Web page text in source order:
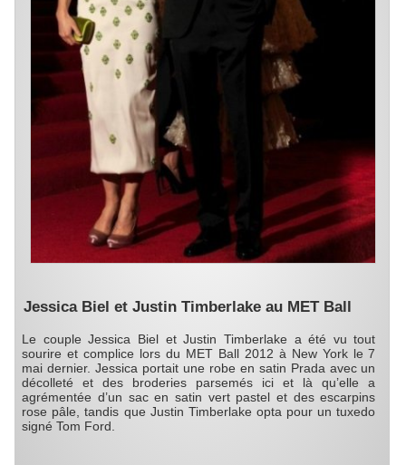
Jessica Biel et Justin Timberlake au MET Ball
Le couple Jessica Biel et Justin Timberlake a été vu tout
sourire et complice lors du MET Ball 2012 à New York le 7
mai dernier. Jessica portait une robe en satin Prada avec un
décolleté et des broderies parsemés ici et là qu’elle a
agrémentée d’un sac en satin vert pastel et des escarpins
rose pâle, tandis que Justin Timberlake opta pour un tuxedo
signé Tom Ford.